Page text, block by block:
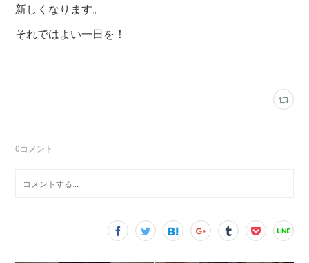
新しくなります。
それではよい一日を！
0コメント